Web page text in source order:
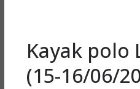
Kayak polo
(15-16/06/